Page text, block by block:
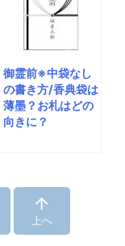
御霊前※中袋なし
の書き方/香典袋は
薄墨？お札はどの
向きに？

上へ